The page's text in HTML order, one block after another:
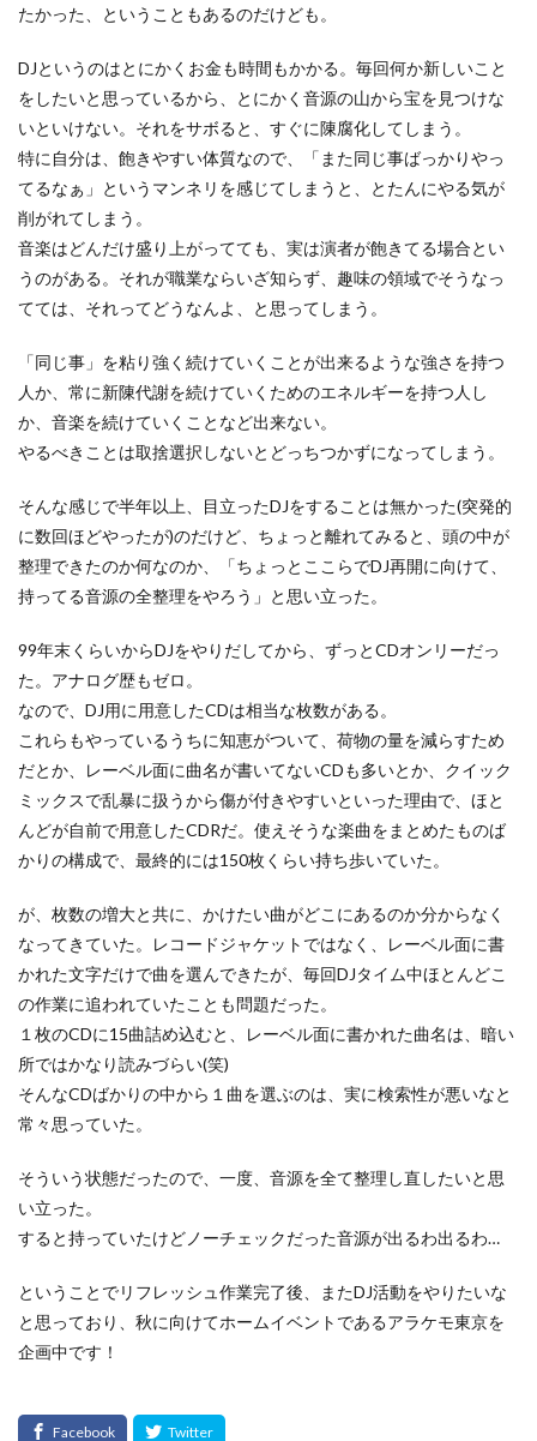
たかった、ということもあるのだけども。
DJというのはとにかくお金も時間もかかる。毎回何か新しいこと
をしたいと思っているから、とにかく音源の山から宝を見つけな
いといけない。それをサボると、すぐに陳腐化してしまう。
特に自分は、飽きやすい体質なので、「また同じ事ばっかりやっ
てるなぁ」というマンネリを感じてしまうと、とたんにやる気が
削がれてしまう。
音楽はどんだけ盛り上がってても、実は演者が飽きてる場合とい
うのがある。それが職業ならいざ知らず、趣味の領域でそうなっ
てては、それってどうなんよ、と思ってしまう。
「同じ事」を粘り強く続けていくことが出来るような強さを持つ
人か、常に新陳代謝を続けていくためのエネルギーを持つ人し
か、音楽を続けていくことなど出来ない。
やるべきことは取捨選択しないとどっちつかずになってしまう。
そんな感じで半年以上、目立ったDJをすることは無かった(突発的
に数回ほどやったが)のだけど、ちょっと離れてみると、頭の中が
整理できたのか何なのか、「ちょっとここらでDJ再開に向けて、
持ってる音源の全整理をやろう」と思い立った。
99年末くらいからDJをやりだしてから、ずっとCDオンリーだっ
た。アナログ歴もゼロ。
なので、DJ用に用意したCDは相当な枚数がある。
これらもやっているうちに知恵がついて、荷物の量を減らすため
だとか、レーベル面に曲名が書いてないCDも多いとか、クイック
ミックスで乱暴に扱うから傷が付きやすいといった理由で、ほと
んどが自前で用意したCDRだ。使えそうな楽曲をまとめたものば
かりの構成で、最終的には150枚くらい持ち歩いていた。
が、枚数の増大と共に、かけたい曲がどこにあるのか分からなく
なってきていた。レコードジャケットではなく、レーベル面に書
かれた文字だけで曲を選んできたが、毎回DJタイム中ほとんどこ
の作業に追われていたことも問題だった。
１枚のCDに15曲詰め込むと、レーベル面に書かれた曲名は、暗い
所ではかなり読みづらい(笑)
そんなCDばかりの中から１曲を選ぶのは、実に検索性が悪いなと
常々思っていた。
そういう状態だったので、一度、音源を全て整理し直したいと思
い立った。
すると持っていたけどノーチェックだった音源が出るわ出るわ…
ということでリフレッシュ作業完了後、またDJ活動をやりたいな
と思っており、秋に向けてホームイベントであるアラケモ東京を
企画中です！